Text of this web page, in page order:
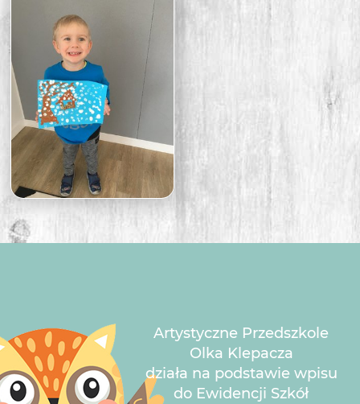
Artystyczne Przedszkole
Olka Klepacza
działa na podstawie wpisu
do Ewidencji Szkół